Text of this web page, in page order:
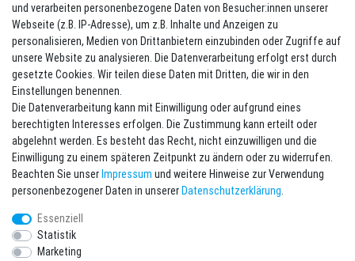
Vertrag widerrufen Kontakt
Newsletter eintragen
Melde Dich an um alle Vorteile zu genießen. Plus 10 EUR Gutschein für
die Newsletteranmeldung, einlösbar ab 75 EUR Warenwert!
E-MAIL **
Newsletter
Honig
Hiermit bestätige ich, dass ich dieDaten­schutz­erklärunggelesen habe. Meine
Einwilligung kann ich jederzeit widerrufen.**
und verarbeiten personenbezogene Daten von Besucher:innen unserer
Webseite (z.B. IP-Adresse), um z.B. Inhalte und Anzeigen zu
personalisieren, Medien von Drittanbietern einzubinden oder Zugriffe auf
unsere Website zu analysieren. Die Datenverarbeitung erfolgt erst durch
gesetzte Cookies. Wir teilen diese Daten mit Dritten, die wir in den
Einstellungen benennen.
Die Datenverarbeitung kann mit Einwilligung oder aufgrund eines
berechtigten Interesses erfolgen. Die Zustimmung kann erteilt oder
abgelehnt werden. Es besteht das Recht, nicht einzuwilligen und die
Einwilligung zu einem späteren Zeitpunkt zu ändern oder zu widerrufen.
Beachten Sie unserImpressum und weitere Hinweise zur Verwendung
personenbezogener Daten in unsererDaten­schutz­erklärung.
Essenziell
Statistik
Marketing